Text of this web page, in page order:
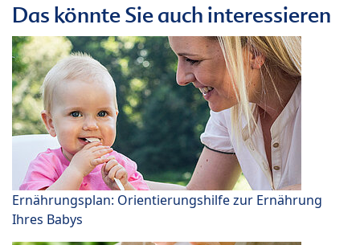
Das könnte Sie auch interessieren
Ernährungsplan: Orientierungshilfe zur Ernährung
Ihres Babys